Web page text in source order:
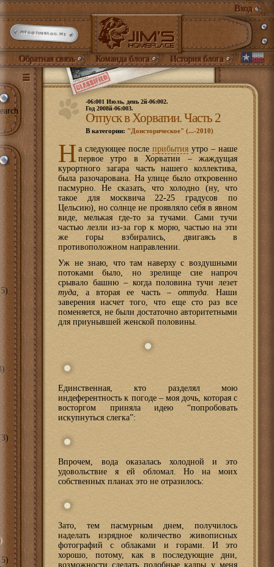
Вход
INFO@JIMBLOG.ME
Обратная связь Команда блога История блога
-06:001 Июль, день 2й-06:002.
Год 2008й-06:003.
Отпуск в Хорватии. Часть 2
В категории: "Доисторическое" (...-2010)
Н а следующее после прибытия утро – наше
первое утро в Хорватии – жаждущая
курортного загара часть нашего коллектива,
была разочарована. На улице было откровенно
пасмурно. Не сказать, что холодно (ну, что
такое для москвича 22-25 градусов по
Цельсию), но солнце не проявляло себя в явном
виде, мелькая где-то за тучами. Сами тучи
частью лезли из-за гор к морю, частью на эти
же горы взбирались, двигаясь в
противоположном направлении.
Уж не знаю, что там наверху с воздушными
потоками было, но зрелище сие напроч
срывало башню – когда половина тучи лезет
туда, а вторая ее часть – оттуда. Наши
заверения насчет того, что еще сто раз все
поменяется, не были достаточно авторитетными
для приунывшей женской половины.
Единственная, кто разделял мою
индеферентность к погоде – моя дочь, которая с
восторгом приняла идею “попробовать
искупнуться слегка”:
Впрочем, вода оказалась холодной и это
удовольствие я ей обломал. Но на моих
собственных планах это не отразилось:
Зато, тем пасмурным днем, получилось
наделать изрядное количество живописных
фотографий с облаками и горами. И это
хорошо, потому, как в последующие дни,
возможности сделать подобные кадры у меня